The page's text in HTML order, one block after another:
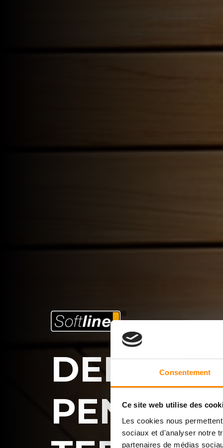
Consentement
Ce site web utilise des
Les cookies nous
sociaux et d'analyser notre
partenaires de médias
DEK